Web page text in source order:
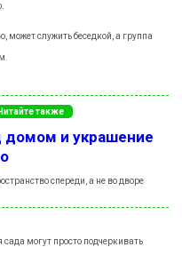
может служить беседкой, а группа
также
домом и украшение
спереди, а не во дворе
могут просто подчеркивать